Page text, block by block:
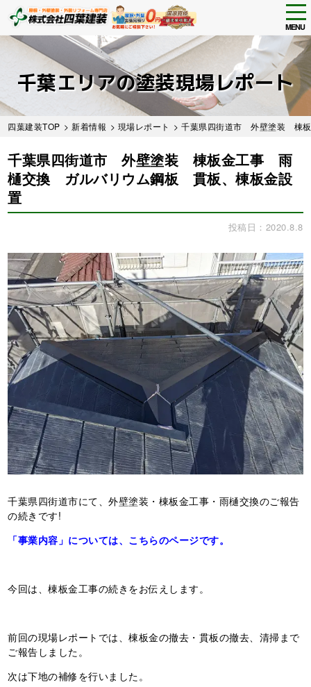
Skip
content
MENU
千葉エリアの塗装現場レポート
四葉建装TOP >新着情報 > 現場レポート > 千葉県四街道市 外壁塗装 棟
千葉県四街道市 外壁塗装 棟板金工事 雨
樋交換 ガルバリウム鋼板 貫板、棟板金設
置
投稿日：2020.8.8
千葉県四街道市にて、外壁塗装・棟板金工事・雨樋交換のご報告
の続きです!
「事業内容」については、こちらのページです。
今回は、棟板金工事の続きをお伝えします。
前回の現場レポートでは、棟板金の撤去・貫板の撤去、清掃まで
ご報告しました。
次は下地の補修を行いました。